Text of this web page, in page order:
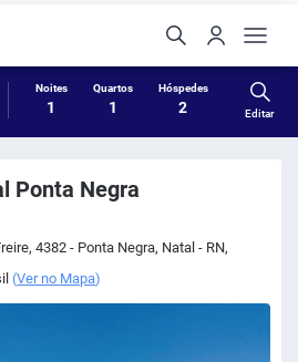
Noites
1
Quartos
1
Hóspedes
2 Editar
Ponta Negra
4382 - Ponta Negra, Natal - RN,
(Ver no Mapa)